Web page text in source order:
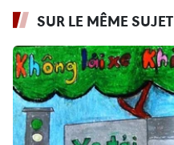
SUR LE MÊME SUJET